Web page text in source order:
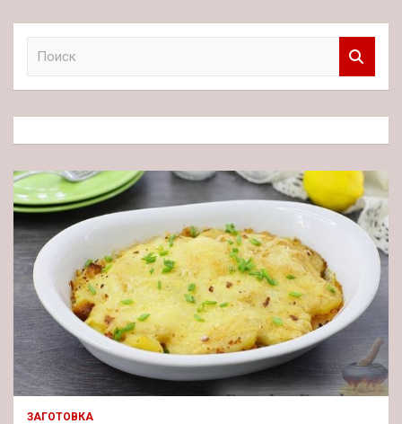
к
ЗАГОТОВКА